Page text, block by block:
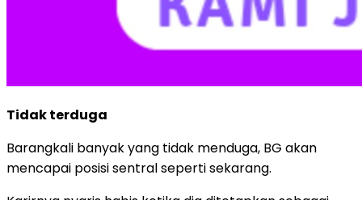
Tidak terduga
Barangkali banyak yang tidak menduga, BG akan
mencapai posisi sentral seperti sekarang.